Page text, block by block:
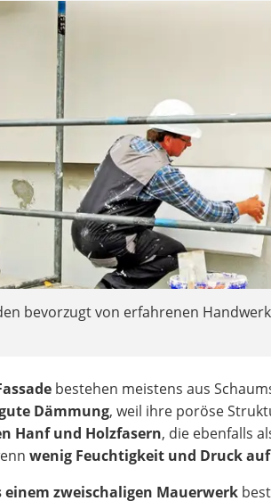
bevorzugt von erfahrenen
bestehen meistens aus
Dämmung, weil ihre poröse
Hanf und Holzfasern, die ebenfalls
wenig Feuchtigkeit und Druck
einem zweischaligen Mauerwerk